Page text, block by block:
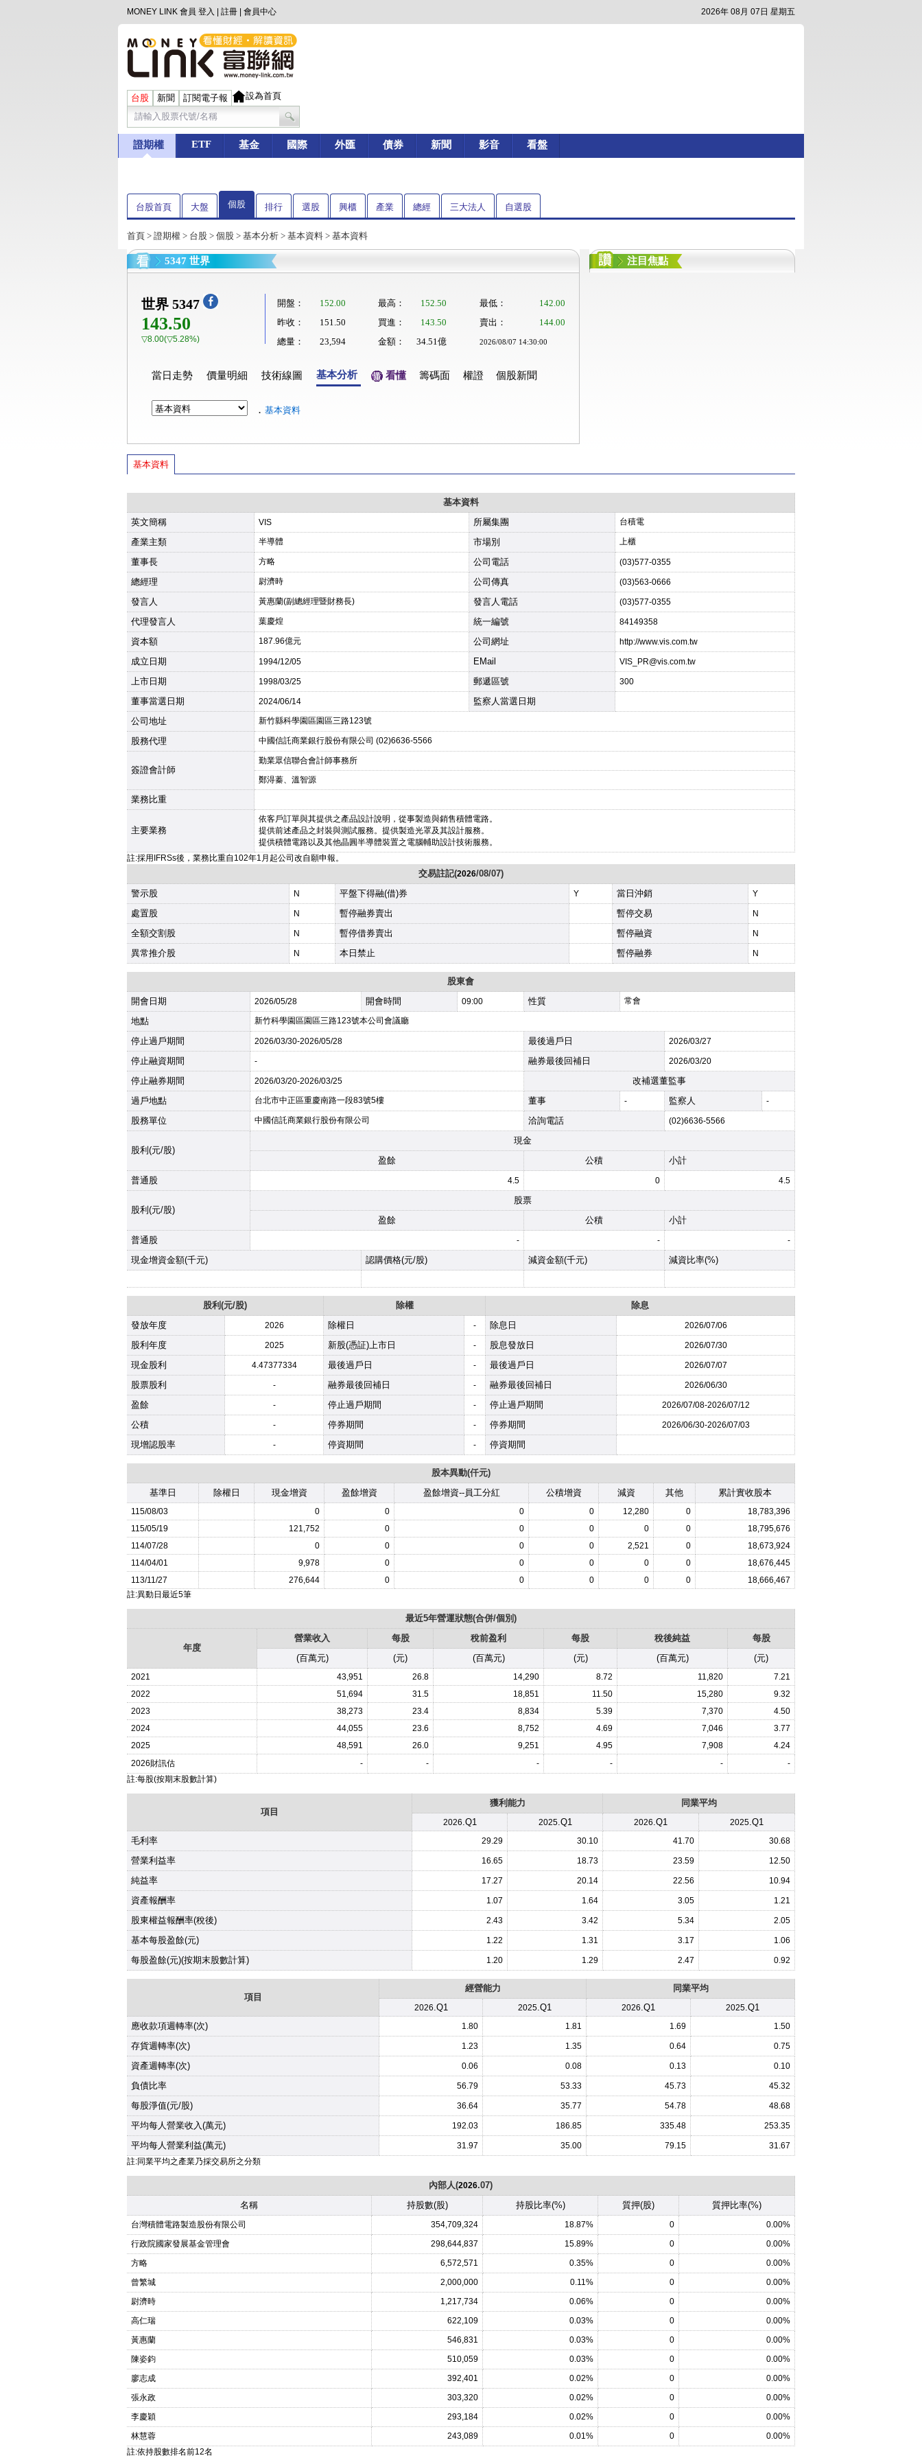
MONEY LINK 會員 登入 註冊 會員中心 2026年 08月 07日 星期五
台股 新聞 訂閱電子報 設為首頁
證期權 ETF 基金 國際 外匯 債券 新聞 影音 看盤
台股首頁 大盤 個股 排行 選股 興櫃 產業 總經 三大法人 自選股
首頁 > 證期權 > 台股 > 個股 > 基本分析 > 基本資料 > 基本資料
5347 世界
世界 5347
143.50
▽8.00(▽5.28%)
開盤： 152.00 最高： 152.50 最低：
142.00
昨收：
151.50 買進： 143.50 賣出：
144.00
總量：
23,594 金額： 34.51億 2026/08/07 14:30:00
當日走勢 價量明細 技術線圖 基本分析 看懂 籌碼面 權證 個股新聞
． 基本資料
注目焦點
基本資料
基本資料
英文簡稱
VIS 所屬集團 台積電
產業主類 半導體 市場別 上櫃
董事長 方略 公司電話 (03)577-0355
總經理 尉濟時 公司傳真 (03)563-0666
發言人 黃惠蘭(副總經理暨財務長) 發言人電話 (03)577-0355
代理發言人 葉慶煌 統一編號 84149358
資本額 187.96億元 公司網址 http://www.vis.com.tw
成立日期 1994/12/05 EMail VIS_PR@vis.com.tw
上市日期 1998/03/25 郵遞區號 300
董事當選日期 2024/06/14
監察人當選日期
公司地址
新竹縣科學園區園區三路123號
股務代理 中國信託商業銀行股份有限公司 (02)6636-5566
簽證會計師
勤業眾信聯合會計師事務所
鄭淂蓁、溫智源
業務比重
主要業務
依客戶訂單與其提供之產品設計說明，從事製造與銷售積體電路。
提供前述產品之封裝與測試服務。提供製造光罩及其設計服務。
提供積體電路以及其他晶圓半導體裝置之電腦輔助設計技術服務。
註:採用IFRSs後，業務比重自102年1月起公司改自願申報。
交易註記(2026/08/07)
警示股
N 平盤下得融(借)券 Y 當日沖銷 Y
處置股 N 暫停融券賣出 暫停交易 N
全額交割股 N 暫停借券賣出 暫停融資 N
異常推介股 N 本日禁止 暫停融券 N
股東會
開會日期
2026/05/28 開會時間 09:00 性質 常會
地點 新竹科學園區園區三路123號本公司會議廳
停止過戶期間 2026/03/30-2026/05/28 最後過戶日 2026/03/27
停止融資期間 - 融券最後回補日 2026/03/20
停止融券期間 2026/03/20-2026/03/25
改補選董監事
過戶地點
台北市中正區重慶南路一段83號5樓 董事 - 監察人 -
股務單位 中國信託商業銀行股份有限公司 洽詢電話 (02)6636-5566
股利(元/股)
現金
盈餘
公積
小計
普通股
4.5 0 4.5
股利(元/股)
股票
盈餘
公積
小計
普通股
- - -
現金增資金額(千元) 認購價格(元/股) 減資金額(千元) 減資比率(%)
股利(元/股) 除權
除息
發放年度
2026 除權日 - 除息日 2026/07/06
股利年度 2025 新股(憑証)上市日 - 股息發放日 2026/07/30
現金股利 4.47377334 最後過戶日 - 最後過戶日 2026/07/07
股票股利 - 融券最後回補日 - 融券最後回補日 2026/06/30
盈餘 - 停止過戶期間 - 停止過戶期間 2026/07/08-2026/07/12
公積 - 停券期間 - 停券期間 2026/06/30-2026/07/03
現增認股率 - 停資期間 - 停資期間
股本異動(仟元)
基準日
除權日 現金增資 盈餘增資 盈餘增資--員工分紅 公積增資 減資 其他 累計實收股本
115/08/03 0 0 0 0 12,280 0
18,783,396
115/05/19
121,752 0 0 0 0 0
18,795,676
114/07/28
0 0 0 0 2,521 0
18,673,924
114/04/01
9,978 0 0 0 0 0
18,676,445
113/11/27
276,644 0 0 0 0 0
18,666,467
註:異動日最近5筆
最近5年營運狀態(合併/個別)
年度
營業收入 每股 稅前盈利 每股 稅後純益
每股
(百萬元)
(元) (百萬元) (元) (百萬元) (元)
2021 43,951 26.8 14,290 8.72 11,820
7.21
2022
51,694 31.5 18,851 11.50 15,280
9.32
2023
38,273 23.4 8,834 5.39 7,370
4.50
2024
44,055 23.6 8,752 4.69 7,046
3.77
2025
48,591 26.0 9,251 4.95 7,908
4.24
2026財訊估 - - - - -
-
註:每股(按期末股數計算)
項目
獲利能力 同業平均
2026.Q1 2025.Q1 2026.Q1 2025.Q1
毛利率
29.29 30.10 41.70 30.68
營業利益率 16.65 18.73 23.59 12.50
純益率 17.27 20.14 22.56 10.94
資產報酬率 1.07 1.64 3.05 1.21
股東權益報酬率(稅後) 2.43 3.42 5.34 2.05
基本每股盈餘(元) 1.22 1.31 3.17 1.06
每股盈餘(元)(按期末股數計算) 1.20 1.29 2.47 0.92
項目
經營能力 同業平均
2026.Q1 2025.Q1 2026.Q1 2025.Q1
應收款項週轉率(次)
1.80 1.81 1.69 1.50
存貨週轉率(次) 1.23 1.35 0.64 0.75
資產週轉率(次) 0.06 0.08 0.13 0.10
負債比率 56.79 53.33 45.73 45.32
每股淨值(元/股) 36.64 35.77 54.78 48.68
平均每人營業收入(萬元) 192.03 186.85 335.48 253.35
平均每人營業利益(萬元) 31.97 35.00 79.15
31.67
註:同業平均之產業乃採交易所之分類
內部人(2026.07)
名稱
持股數(股) 持股比率(%) 質押(股) 質押比率(%)
台灣積體電路製造股份有限公司 354,709,324 18.87% 0
0.00%
行政院國家發展基金管理會
298,644,837 15.89% 0
0.00%
方略
6,572,571 0.35% 0
0.00%
曾繁城
2,000,000 0.11% 0
0.00%
尉濟時
1,217,734 0.06% 0
0.00%
高仁瑞
622,109 0.03% 0
0.00%
黃惠蘭
546,831 0.03% 0
0.00%
陳姿鈞
510,059 0.03% 0
0.00%
廖志成
392,401 0.02% 0
0.00%
張永政
303,320 0.02% 0
0.00%
李慶穎
293,184 0.02% 0
0.00%
林慧蓉
243,089 0.01% 0
0.00%
註:依持股數排名前12名